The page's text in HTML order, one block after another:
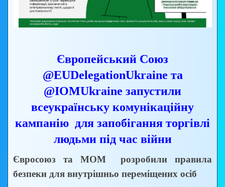
Європейський Союз
@EUDelegationUkraine та
@IOMUkraine запустили
всеукраїнську комунікаційну
кампанію для запобігання торгівлі
людьми під час війни
Євросоюз та МОМ розробили правила
безпеки для внутрішньо переміщених осіб